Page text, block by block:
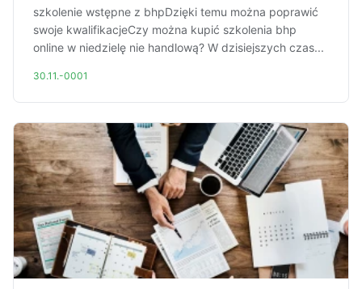
szkolenie wstępne z bhpDzięki temu można poprawić
swoje kwalifikacjeCzy można kupić szkolenia bhp
online w niedzielę nie handlową? W dzisiejszych czas...
30.11.-0001